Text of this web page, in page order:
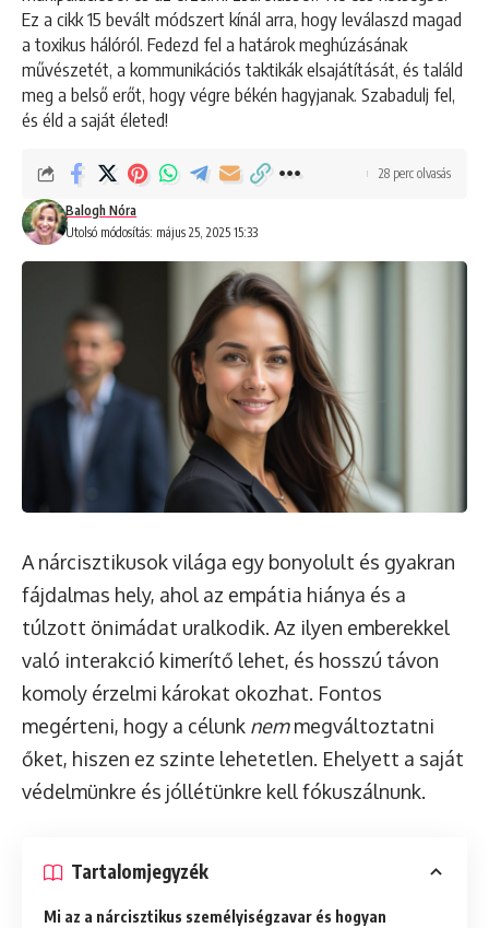
Ez a cikk 15 bevált módszert kínál arra, hogy leválaszd magad
a toxikus hálóról. Fedezd fel a határok meghúzásának
művészetét, a kommunikációs taktikák elsajátítását, és találd
meg a belső erőt, hogy végre békén hagyjanak. Szabadulj fel,
és éld a saját életed!
Utolsó módosítás: május 25, 2025 15:33
Balogh Nóra
28 perc olvasás
A nárcisztikusok világa egy bonyolult és gyakran
fájdalmas hely, ahol az empátia hiánya és a
túlzott önimádat uralkodik. Az ilyen emberekkel
való interakció kimerítő lehet, és hosszú távon
komoly érzelmi károkat okozhat. Fontos
megérteni, hogy a célunk nemmegváltoztatni
őket, hiszen ez szinte lehetetlen. Ehelyett a saját
védelmünkre és jóllétünkre kell fókuszálnunk.
Tartalomjegyzék
Mi az a nárcisztikus személyiségzavar és hogyan